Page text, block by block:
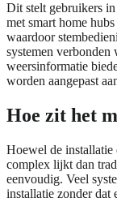
Dit stelt gebruikers in
met smart home
waardoor
systemen verbonden
weersinformatie
worden aangepast
Hoe zit het
Hoewel de installatie
complex lijkt dan
eenvoudig. Veel
installatie zonder dat